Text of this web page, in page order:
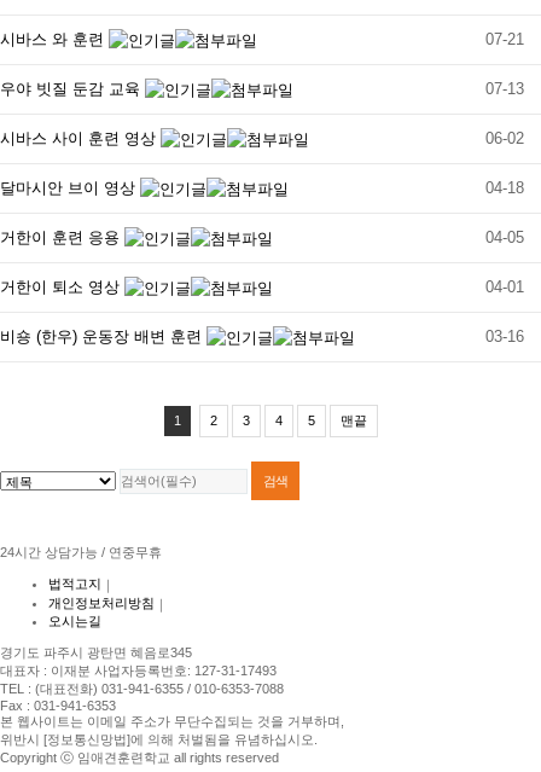
시바스 와 훈련 07-21
우야 빗질 둔감 교육 07-13
시바스 사이 훈련 영상 06-02
달마시안 브이 영상 04-18
거한이 훈련 응용 04-05
거한이 퇴소 영상 04-01
비숑 (한우) 운동장 배변 훈련 03-16
1 2 3 4 5 맨끝
24시간 상담가능 / 연중무휴
법적고지 ｜
개인정보처리방침 ｜
오시는길
경기도 파주시 광탄면 혜음로345
대표자 : 이재분 사업자등록번호: 127-31-17493
TEL : (대표전화) 031-941-6355 / 010-6353-7088
Fax : 031-941-6353
본 웹사이트는 이메일 주소가 무단수집되는 것을 거부하며,
위반시 [정보통신망법]에 의해 처벌됨을 유념하십시오.
Copyright ⓒ 임애견훈련학교 all rights reserved